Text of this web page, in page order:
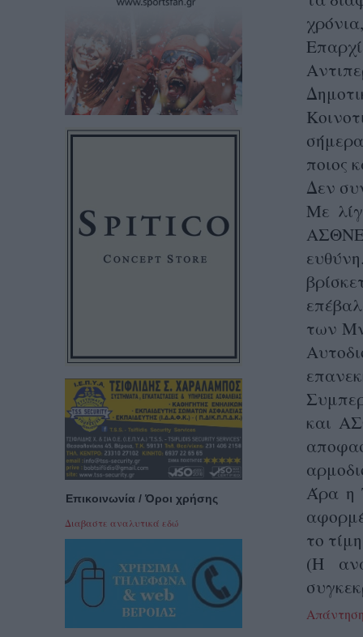
ποιος
Δεν
Με
των
και
Άρα η
το
(Η
Επικοινωνία / Όροι χρήσης
Διαβαστε αναλυτικά εδώ